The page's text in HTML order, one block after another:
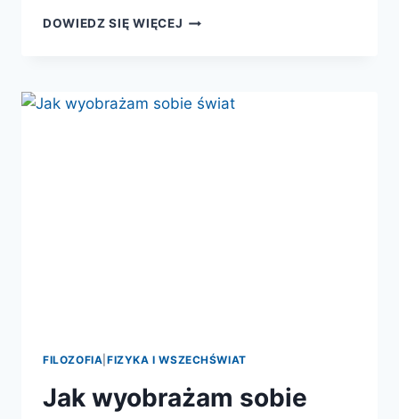
DOWIEDZ SIĘ WIĘCEJ JĘZYK.
FILOZOFIA FIZYKA I WSZECHŚWIAT
Jak wyobrażam sobie